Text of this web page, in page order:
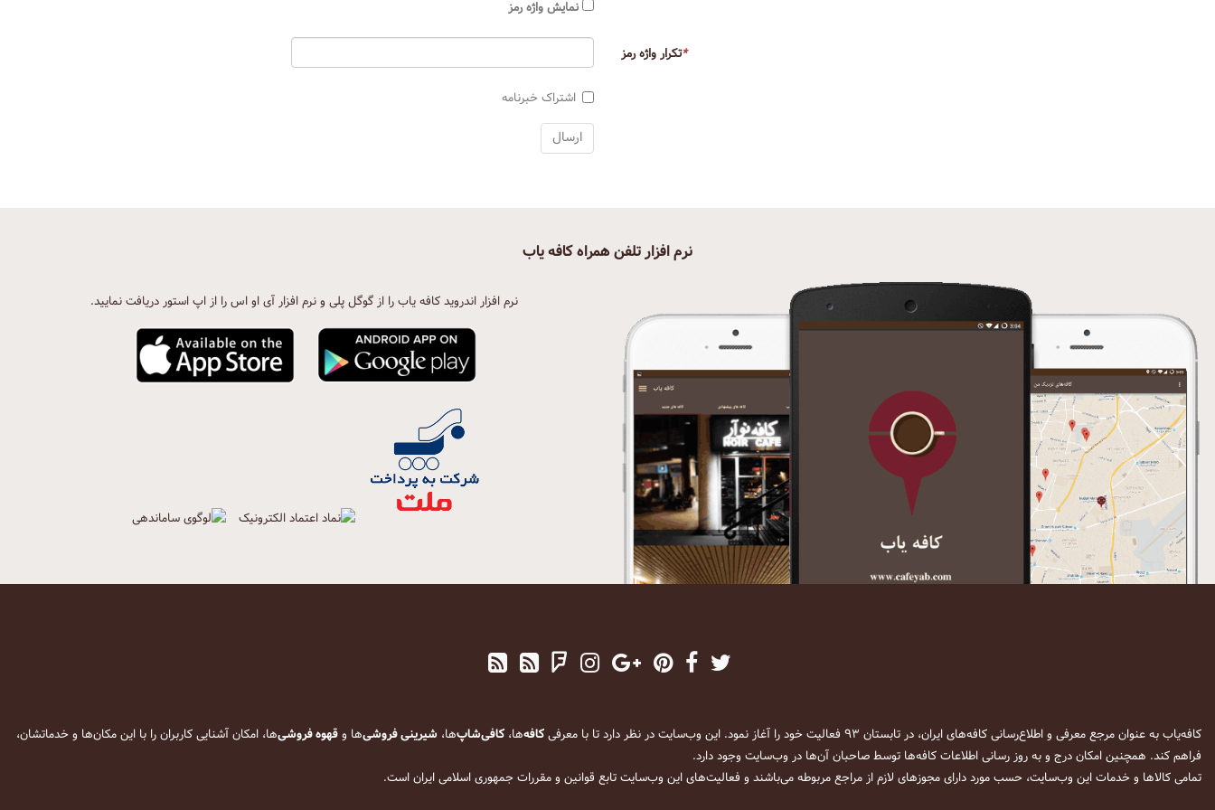
نمایش واژه رمز
*تکرار واژه رمز
اشتراک خبرنامه
نرم افزار تلفن همراه کافه یاب
نرم افزار اندروید کافه یاب را از گوگل پلی و نرم افزار آی او اس را از اپ استور دریافت نمایید.
کافه‌یاب به عنوان مرجع معرفی و اطلاع‌رسانی کافه‌های ایران، در تابستان ۹۳ فعالیت خود را آغاز نمود. این وب‌سایت در نظر دارد تا با معرفی کافه‌ها، کافی‌شاپ‌ها، شیرینی فروشی‌ها وقهوه فروشی‌ها، امکان آشنایی کاربران را با این مکان‌ها و خدماتشان،
فراهم کند. همچنین امکان درج و به روز رسانی اطلاعات کافه‌ها توسط صاحبان آن‌ها در وب‌سایت وجود دارد.
تمامی کالاها و خدمات این وب‌سایت، حسب مورد دارای مجوزهای لازم از مراجع مربوطه می‌باشند و فعالیت‌های این وب‌سایت تابع قوانین و مقررات جمهوری اسلامی ایران است.